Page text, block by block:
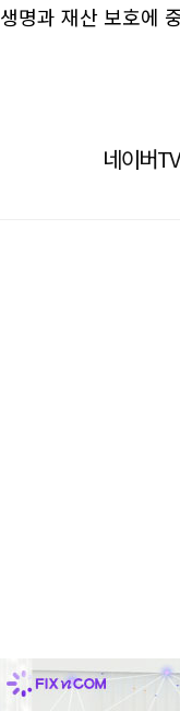
생명과 재산 보호에
네이버TV